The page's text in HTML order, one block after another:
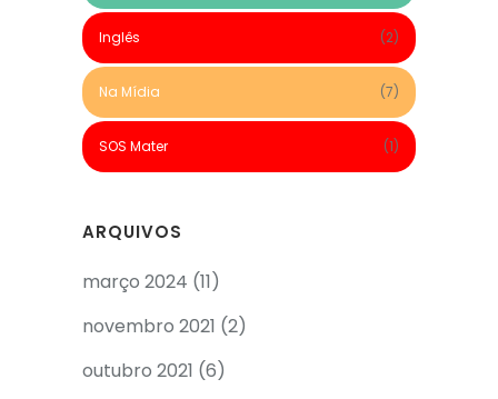
Inglês (2)
Na Mídia (7)
SOS Mater (1)
ARQUIVOS
março 2024 (11)
novembro 2021 (2)
outubro 2021 (6)